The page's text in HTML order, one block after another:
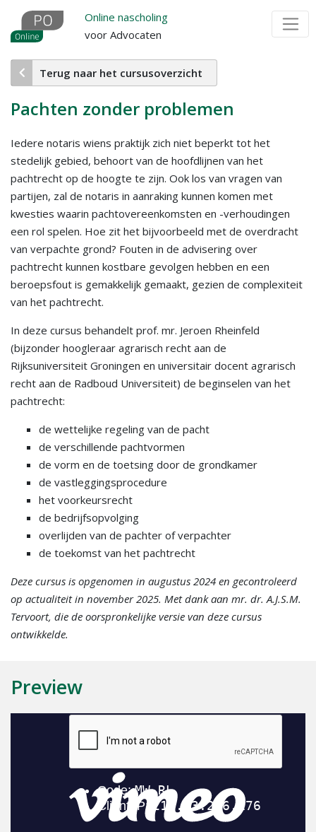
Overslaan
naar
de
inhoud
Online nascholing
voor Advocaten
Terug naar het cursusoverzicht
Pachten zonder problemen
Iedere notaris wiens praktijk zich niet beperkt tot het
stedelijk gebied, behoort van de hoofdlijnen van het
pachtrecht op de hoogte te zijn. Ook los van vragen van
partijen, zal de notaris in aanraking kunnen komen met
kwesties waarin pachtovereenkomsten en -verhoudingen
een rol spelen. Hoe zit het bijvoorbeeld met de overdracht
van verpachte grond? Fouten in de advisering over
pachtrecht kunnen kostbare gevolgen hebben en een
beroepsfout is gemakkelijk gemaakt, gezien de complexiteit
van het pachtrecht.
In deze cursus behandelt prof. mr. Jeroen Rheinfeld
(bijzonder hoogleraar agrarisch recht aan de
Rijksuniversiteit Groningen en universitair docent agrarisch
recht aan de Radboud Universiteit) de beginselen van het
pachtrecht:
de wettelijke regeling van de pacht
de verschillende pachtvormen
de vorm en de toetsing door de grondkamer
de vastleggingsprocedure
het voorkeursrecht
de bedrijfsopvolging
overlijden van de pachter of verpachter
de toekomst van het pachtrecht
Deze cursus is opgenomen in augustus 2024 en gecontroleerd
op actualiteit in november 2025. Met dank aan mr. dr. A.J.S.M.
Tervoort, die de oorspronkelijke versie van deze cursus
ontwikkelde.
Preview